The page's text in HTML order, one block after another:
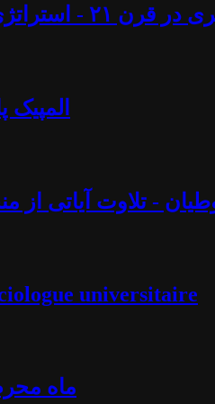
اسماعیل هنیه، پوتین، چاوز و مادورو - دکتر جلال ایجادی
(۸۳) - خوب و بد استبداد پهلوی - آزاد
universitaire
ماه